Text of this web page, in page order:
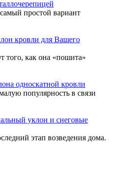
простой вариант
кровли для Вашего
того, как она «пошита»
односкатной кровли
популярность в связи
уклон и снеговые
этап возведения дома.